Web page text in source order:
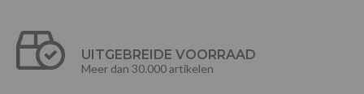
UITGEBREIDE VOORRAAD
Meer dan 30.000 artikelen